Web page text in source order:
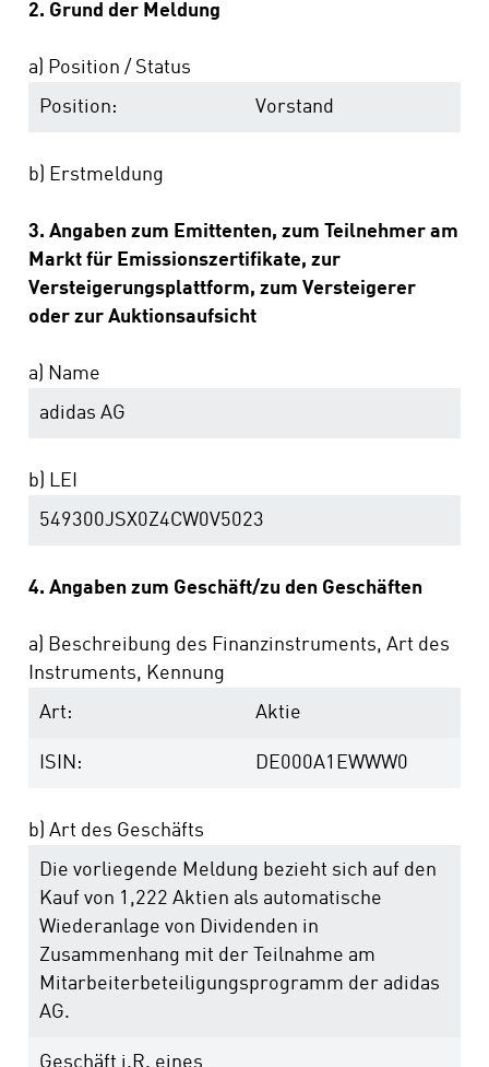
2. Grund der Meldung
a) Position / Status
Position:
Vorstand
b) Erstmeldung
3. Angaben zum Emittenten, zum Teilnehmer am
Markt für Emissionszertifikate, zur
Versteigerungsplattform, zum Versteigerer
oder zur Auktionsaufsicht
a) Name
adidas AG
b) LEI
549300JSX0Z4CW0V5023
4. Angaben zum Geschäft/zu den Geschäften
a) Beschreibung des Finanzinstruments, Art des
Instruments, Kennung
Art:
Aktie
ISIN: DE000A1EWWW0
b) Art des Geschäfts
Die vorliegende Meldung bezieht sich auf den
Kauf von 1,222 Aktien als automatische
Wiederanlage von Dividenden in
Zusammenhang mit der Teilnahme am
Mitarbeiterbeteiligungsprogramm der adidas
AG.
Geschäft i.R. eines